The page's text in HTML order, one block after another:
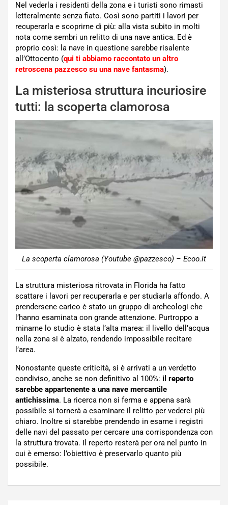
Nel vederla i residenti della zona e i turisti sono rimasti
letteralmente senza fiato. Così sono partiti i lavori per
recuperarla e scoprirne di più: alla vista subito in molti
nota come sembri un relitto di una nave antica. Ed è
proprio così: la nave in questione sarebbe risalente
all’Ottocento (qui ti abbiamo raccontato un altro
retroscena pazzesco su una nave fantasma).
La misteriosa struttura incuriosire
tutti: la scoperta clamorosa
La scoperta clamorosa (Youtube @pazzesco) – Ecoo.it
La struttura misteriosa ritrovata in Florida ha fatto
scattare i lavori per recuperarla e per studiarla affondo. A
prendersene carico è stato un gruppo di archeologi che
l’hanno esaminata con grande attenzione. Purtroppo a
minarne lo studio è stata l’alta marea: il livello dell’acqua
nella zona si è alzato, rendendo impossibile recitare
l’area.
Nonostante queste criticità, si è arrivati a un verdetto
condiviso, anche se non definitivo al 100%: il reperto
sarebbe appartenente a una nave mercantile
antichissima. La ricerca non si ferma e appena sarà
possibile si tornerà a esaminare il relitto per vederci più
chiaro. Inoltre si starebbe prendendo in esame i registri
delle navi del passato per cercare una corrispondenza con
la struttura trovata. Il reperto resterà per ora nel punto in
cui è emerso: l’obiettivo è preservarlo quanto più
possibile.